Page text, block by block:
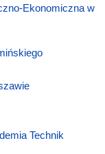
Ekonomiczna w
Technik